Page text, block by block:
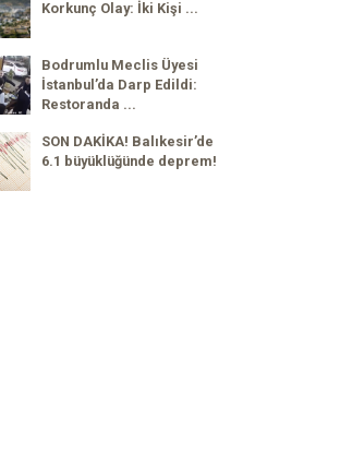
Korkunç Olay: İki Kişi ...
Bodrumlu Meclis Üyesi
İstanbul’da Darp Edildi:
Restoranda ...
SON DAKİKA! Balıkesir’de
6.1 büyüklüğünde deprem!